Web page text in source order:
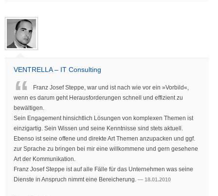
VENTRELLA – IT Consulting
Franz Josef Steppe, war und ist nach wie vor ein »Vorbild«,
wenn es darum geht Herausforderungen schnell und effizient zu
bewältigen.
Sein Engagement hinsichtlich Lösungen von komplexen Themen ist
einzigartig. Sein Wissen und seine Kenntnisse sind stets aktuell.
Ebenso ist seine offene und direkte Art Themen anzupacken und ggf.
zur Sprache zu bringen bei mir eine willkommene und gern gesehene
Art der Kommunikation.
Franz Josef Steppe ist auf alle Fälle für das Unternehmen was seine
Dienste in Anspruch nimmt eine Bereicherung.
18.01.2010